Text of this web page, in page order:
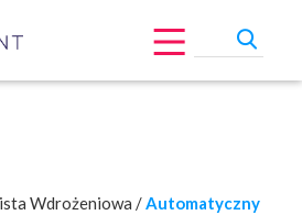
Wdrożeniowa /Automatyczny